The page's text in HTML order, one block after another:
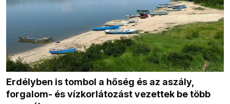
Erdélyben is tombol a hőség és az aszály,
forgalom- és vízkorlátozást vezettek be több